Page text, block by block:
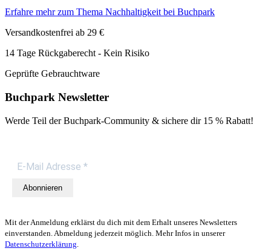
Erfahre mehr zum Thema Nachhaltigkeit bei Buchpark
Versandkostenfrei ab 29 €
14 Tage Rückgaberecht - Kein Risiko
Geprüfte Gebrauchtware
Buchpark Newsletter
Werde Teil der Buchpark-Community & sichere dir 15 % Rabatt!
Abonnieren
Mit der Anmeldung erklärst du dich mit dem Erhalt unseres Newsletters
einverstanden. Abmeldung jederzeit möglich. Mehr Infos in unserer
Datenschutzerklärung